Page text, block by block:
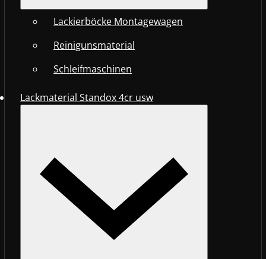
Lackierböcke Montagewagen
Reinigunsmaterial
Schleifmaschinen
Lackmaterial Standox 4cr usw